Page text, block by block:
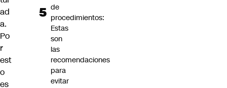
ad
a.
Po
r
est
o
es
de
procedimientos:
Estas
son
las
recomendaciones
para
evitar